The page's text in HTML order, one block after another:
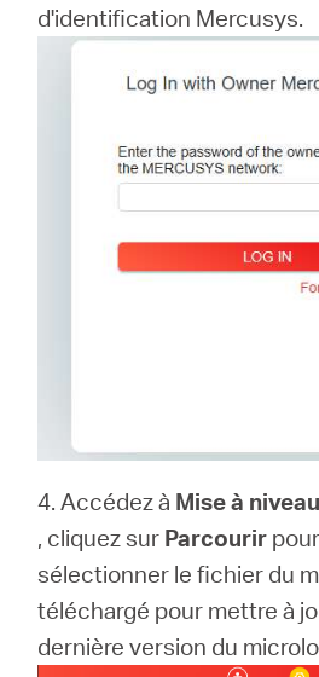
d'identification Mercusys.
4. Accédez à Mise à
, cliquez sur Parcourir
sélectionner le fichier du
téléchargé pour mettre à
dernière version du